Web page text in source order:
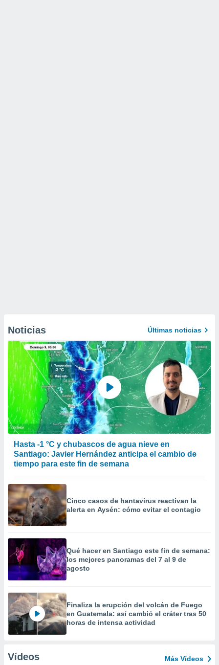
Noticias Últimas noticias
Hasta -1 °C y chubascos de agua nieve en
Santiago: Javier Hernández anticipa el cambio de
tiempo para este fin de semana
Cinco casos de hantavirus reactivan la
alerta en Aysén: cómo evitar el contagio
Qué hacer en Santiago este fin de semana:
los mejores panoramas del 7 al 9 de
agosto
Finaliza la erupción del volcán de Fuego
en Guatemala: así cambió el cráter tras 50
horas de intensa actividad
Vídeos Más Vídeos